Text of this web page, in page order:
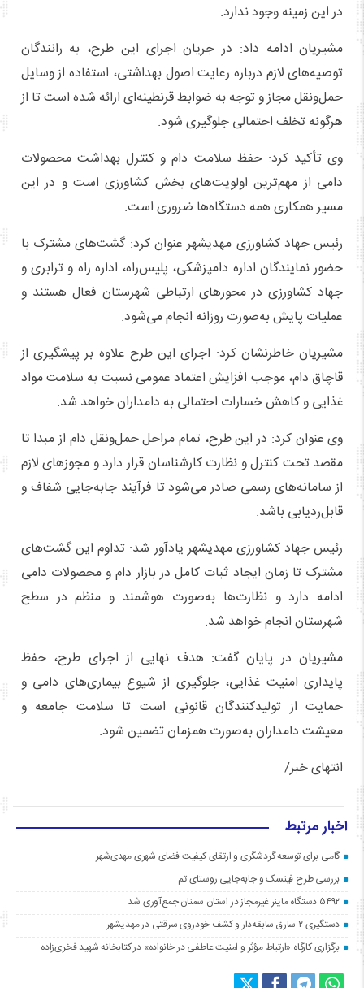
در این زمینه وجود ندارد.
مشیریان ادامه داد: در جریان اجرای این طرح، به رانندگان
توصیه‌های لازم درباره رعایت اصول بهداشتی، استفاده از وسایل
حمل‌ونقل مجاز و توجه به ضوابط قرنطینه‌ای ارائه شده است تا از
هرگونه تخلف احتمالی جلوگیری شود.
وی تأکید کرد: حفظ سلامت دام و کنترل بهداشت محصولات
دامی از مهم‌ترین اولویت‌های بخش کشاورزی است و در این
مسیر همکاری همه دستگاه‌ها ضروری است.
رئیس جهاد کشاورزی مهدیشهر عنوان کرد: گشت‌های مشترک با
حضور نمایندگان اداره دامپزشکی، پلیس‌راه، اداره راه و ترابری و
جهاد کشاورزی در محورهای ارتباطی شهرستان فعال هستند و
عملیات پایش به‌صورت روزانه انجام می‌شود.
مشیریان خاطرنشان کرد: اجرای این طرح علاوه بر پیشگیری از
قاچاق دام، موجب افزایش اعتماد عمومی نسبت به سلامت مواد
غذایی و کاهش خسارات احتمالی به دامداران خواهد شد.
وی عنوان کرد: در این طرح، تمام مراحل حمل‌ونقل دام از مبدا تا
مقصد تحت کنترل و نظارت کارشناسان قرار دارد و مجوزهای لازم
از سامانه‌های رسمی صادر می‌شود تا فرآیند جابه‌جایی شفاف و
قابل‌ردیابی باشد.
رئیس جهاد کشاورزی مهدیشهر یادآور شد: تداوم این گشت‌های
مشترک تا زمان ایجاد ثبات کامل در بازار دام و محصولات دامی
ادامه دارد و نظارت‌ها به‌صورت هوشمند و منظم در سطح
شهرستان انجام خواهد شد.
مشیریان در پایان گفت: هدف نهایی از اجرای طرح، حفظ
پایداری امنیت غذایی، جلوگیری از شیوع بیماری‌های دامی و
حمایت از تولیدکنندگان قانونی است تا سلامت جامعه و
معیشت دامداران به‌صورت همزمان تضمین شود.
انتهای خبر/
اخبار مرتبط
گامی برای توسعه گردشگری و ارتقای کیفیت فضای شهری مهدی‌شهر
بررسی طرح فینسک و جابه‌جایی روستای تم
۵۴۹۲ دستگاه ماینر غیرمجاز در استان سمنان جمع‌آوری شد
دستگیری ۲ سارق سابقه‌دار و کشف خودروی سرقتی در مهدیشهر
برگزاری کارگاه «ارتباط مؤثر و امنیت عاطفی در خانواده» در کتابخانه شهید فخری‌زاده